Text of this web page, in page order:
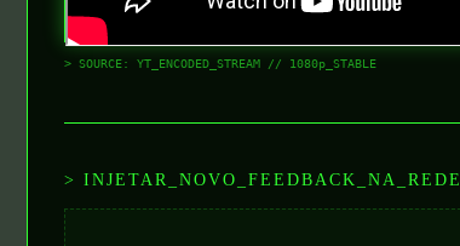
> SOURCE: YT_ENCODED_STREAM // 1080p_STABLE
> INJETAR_NOVO_FEEDBACK_NA_REDE